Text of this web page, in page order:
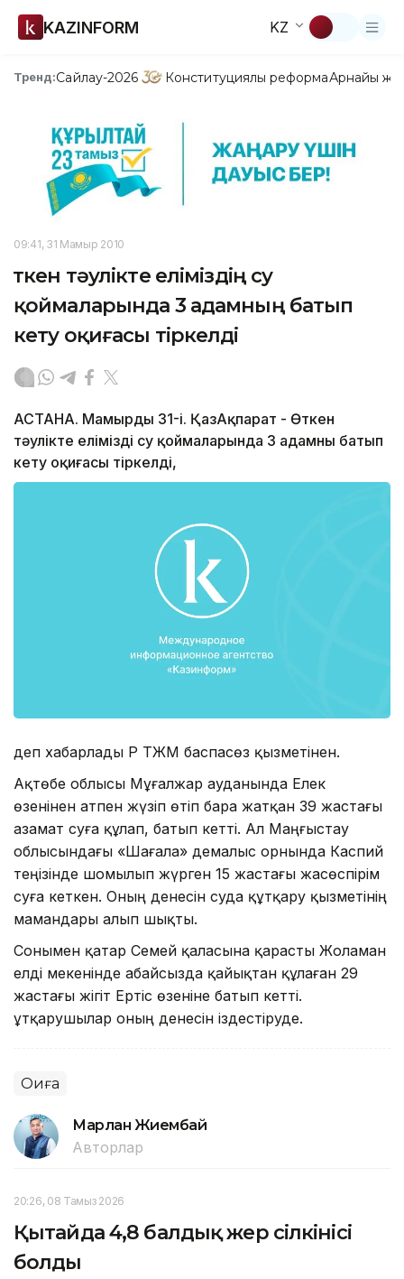
KAZINFORM KZ
Тренд:Сайлау-2026 Конституциялық реформаАрнайы
09:41, 31 Мамыр 2010
Өткен тәулікте еліміздің су
қоймаларында 3 адамның батып
кету оқиғасы тіркелді
АСТАНА. Мамырдың 31-і. ҚазАқпарат - Өткен
тәулікте еліміздің су қоймаларында 3 адамның батып
кету оқиғасы тіркелді,
деп хабарлады ҚР ТЖМ баспасөз қызметінен.
Ақтөбе облысы Мұғалжар ауданында Елек
өзенінен атпен жүзіп өтіп бара жатқан 39 жастағы
азамат суға құлап, батып кетті. Ал Маңғыстау
облысындағы «Шағала» демалыс орнында Каспий
теңізінде шомылып жүрген 15 жастағы жасөспірім
суға кеткен. Оның денесін суда құтқару қызметінің
мамандары алып шықты.
Сонымен қатар Семей қаласына қарасты Жоламан
елді мекенінде абайсызда қайықтан құлаған 29
жастағы жігіт Ертіс өзеніне батып кетті.
Құтқарушылар оның денесін іздестіруде.
Оқиға
Марлан Жиембай
Авторлар
20:26, 08 Тамыз 2026
Қытайда 4,8 балдық жер сілкінісі
болды